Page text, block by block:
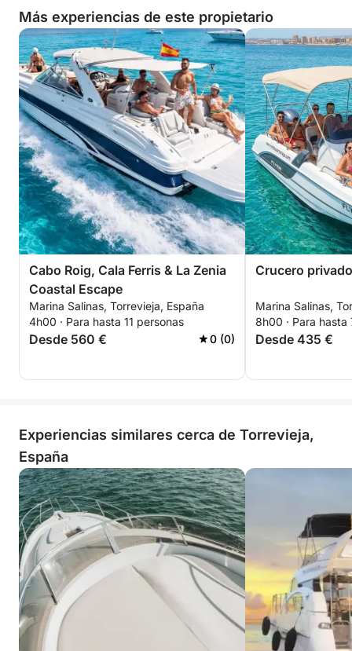
Reserve ahora y disfrute de un día fantástico
explorando Cabo Roig, Cala Ferris y La Zenia desde
el mar.
Más experiencias de este propietario
Cabo Roig, Cala Ferris & La Zenia
Coastal Escape
Marina Salinas, Torrevieja, España
4h00 · Para hasta 11 personas
Desde 560 € 0 (0)
Crucero
Marina Salinas,
8h00 · Para hasta
Desde 435 €
Experiencias similares cerca de Torrevieja,
España